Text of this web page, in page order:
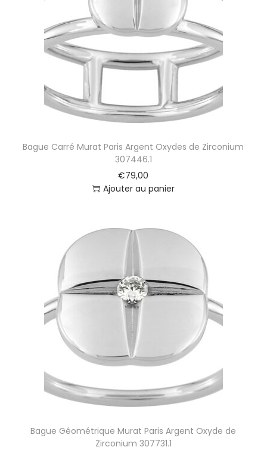
t
i
o
Bague Carré Murat Paris Argent Oxydes de Zirconium
307446.1
€79,00
Ajouter au panier
Bague Géométrique Murat Paris Argent Oxyde de
Zirconium 307731.1